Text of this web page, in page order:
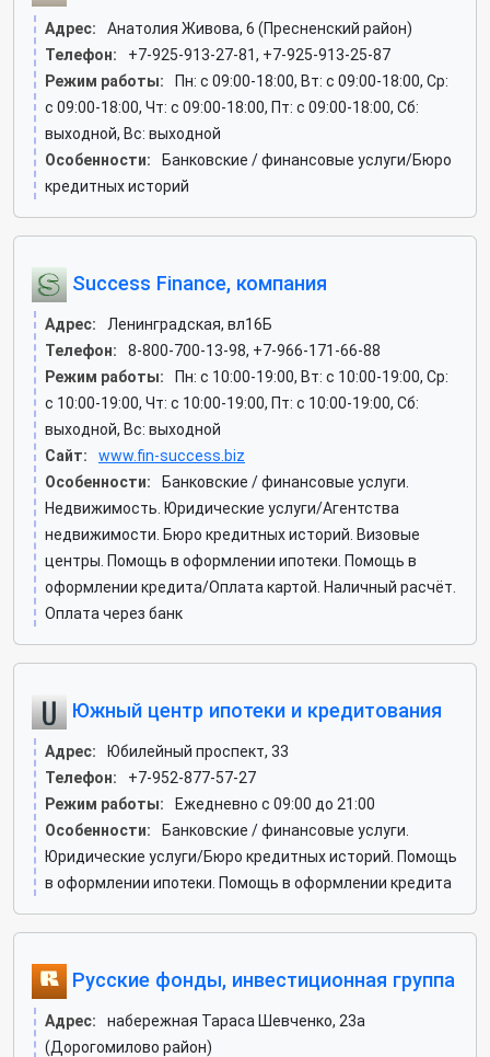
Адрес:
Анатолия Живова, 6 (Пресненский район)
Телефон:
+7-925-913-27-81, +7-925-913-25-87
Режим работы:
Пн: c 09:00-18:00, Вт: c 09:00-18:00, Ср:
c 09:00-18:00, Чт: c 09:00-18:00, Пт: c 09:00-18:00, Сб:
выходной, Вс: выходной
Особенности:
Банковские / финансовые услуги/Бюро
кредитных историй
Success Finance, компания
Адрес:
Ленинградская, вл16Б
Телефон:
8-800-700-13-98, +7-966-171-66-88
Режим работы:
Пн: c 10:00-19:00, Вт: c 10:00-19:00, Ср:
c 10:00-19:00, Чт: c 10:00-19:00, Пт: c 10:00-19:00, Сб:
выходной, Вс: выходной
Сайт:
www.fin-success.biz
Особенности:
Банковские / финансовые услуги.
Недвижимость. Юридические услуги/Агентства
недвижимости. Бюро кредитных историй. Визовые
центры. Помощь в оформлении ипотеки. Помощь в
оформлении кредита/Оплата картой. Наличный расчёт.
Оплата через банк
Южный центр ипотеки и кредитования
Адрес:
Юбилейный проспект, 33
Телефон:
+7-952-877-57-27
Режим работы:
Ежедневно с 09:00 до 21:00
Особенности:
Банковские / финансовые услуги.
Юридические услуги/Бюро кредитных историй. Помощь
в оформлении ипотеки. Помощь в оформлении кредита
Русские фонды, инвестиционная группа
Адрес:
набережная Тараса Шевченко, 23а
(Дорогомилово район)